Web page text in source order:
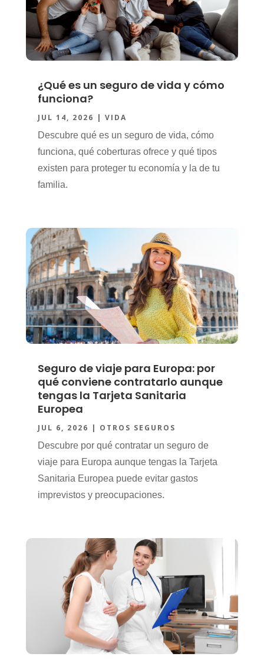
¿Qué es un seguro de vida y cómo
funciona?
JUL 14, 2026 | VIDA
Descubre qué es un seguro de vida, cómo
funciona, qué coberturas ofrece y qué tipos
existen para proteger tu economía y la de tu
familia.
Seguro de viaje para Europa: por
qué conviene contratarlo aunque
tengas la Tarjeta Sanitaria
Europea
JUL 6, 2026 | OTROS SEGUROS
Descubre por qué contratar un seguro de
viaje para Europa aunque tengas la Tarjeta
Sanitaria Europea puede evitar gastos
imprevistos y preocupaciones.